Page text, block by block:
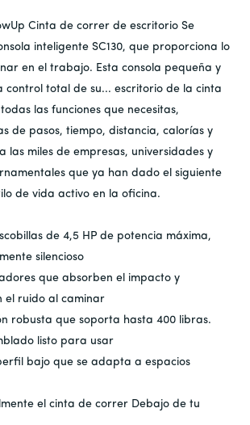
Cinta de correr de escritorio Se
inteligente SC130, que proporciona lo
en el trabajo. Esta consola pequeña y
control total de su... escritorio de la cinta
las funciones que necesitas,
de pasos, tiempo, distancia, calorías y
las miles de empresas, universidades y
que ya han dado el siguiente
de vida activo en la oficina.
de 4,5 HP de potencia máxima,
silencioso
que absorben el impacto y
el ruido al caminar
robusta que soporta hasta 400 libras.
listo para usar
bajo que se adapta a espacios
el cinta de correr Debajo de tu